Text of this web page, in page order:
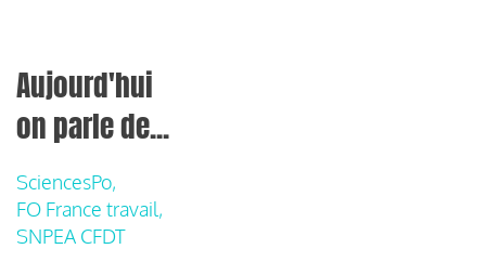
Aujourd'hui
on parle de...
SciencesPo,
FO France travail,
SNPEA CFDT